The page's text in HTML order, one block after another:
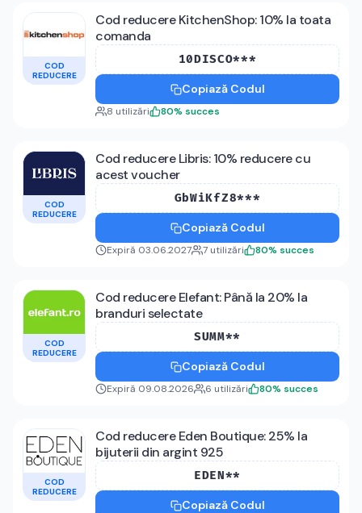
COD
REDUCERE
Cod reducere KitchenShop: 10% la toata
comanda
10DISCO***
Copiază Codul
8 utilizări 80% succes
COD
REDUCERE
Cod reducere Libris: 10% reducere cu
acest voucher
GbWiKfZ8***
Copiază Codul
Expiră 03.06.2027 7 utilizări 80% succes
COD
REDUCERE
Cod reducere Elefant: Până la 20% la
branduri selectate
SUMM**
Copiază Codul
Expiră 09.08.2026 6 utilizări 80% succes
COD
REDUCERE
Cod reducere Eden Boutique: 25% la
bijuterii din argint 925
EDEN**
Copiază Codul